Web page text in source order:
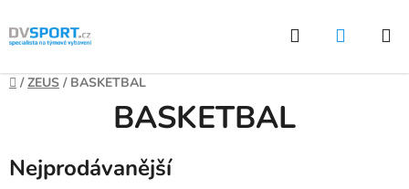
Přejít
na
Hledat
Domů
/ ZEUS / BASKETBAL
BASKETBAL
Nejprodávanější